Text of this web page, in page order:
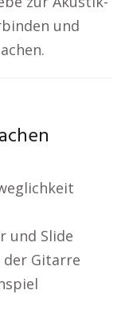
und
und Slide
Gitarre